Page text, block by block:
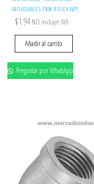
INOXIDABLES 150# ROSCA NPT
$1.94 NO incluye IVA
Añadir al carrito
Preguntar por WhatsApp